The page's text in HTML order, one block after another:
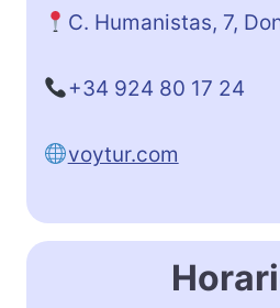
C. Humanistas, 7,
+34 924 80 17 24
voytur.com